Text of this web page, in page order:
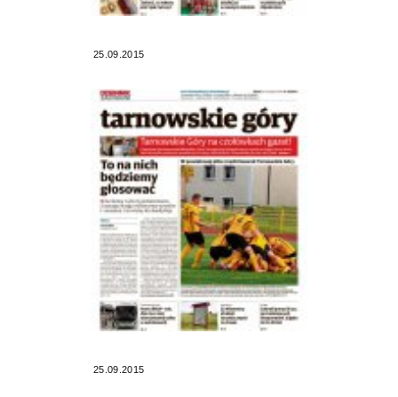
25.09.2015
25.09.2015